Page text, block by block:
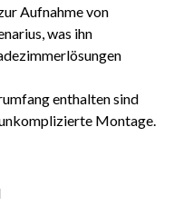
Aufnahme von
was ihn
enthalten sind
Montage.